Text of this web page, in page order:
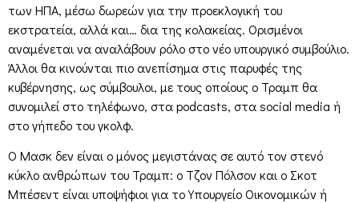
των ΗΠΑ, μέσω δωρεών για την προεκλογική του
εκστρατεία, αλλά και… δια της κολακείας. Ορισμένοι
αναμένεται να αναλάβουν ρόλο στο νέο υπουργικό συμβούλιο.
Άλλοι θα κινούνται πιο ανεπίσημα στις παρυφές της
κυβέρνησης, ως σύμβουλοι, με τους οποίους ο Τραμπ θα
συνομιλεί στο τηλέφωνο, στα podcasts, στα social media ή
στο γήπεδο του γκολφ.
Ο Μασκ δεν είναι ο μόνος μεγιστάνας σε αυτό τον στενό
κύκλο ανθρώπων του Τραμπ: ο Τζον Πόλσον και ο Σκοτ
Μπέσεντ είναι υποψήφιοι για το Υπουργείο Οικονομικών ή